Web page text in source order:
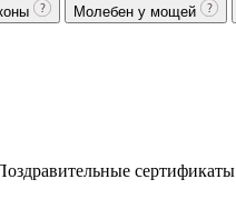
Молебен у мощей
сертификаты